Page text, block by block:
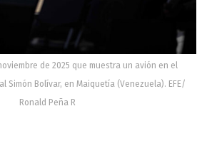
de 2025 que muestra un avión en el
Simón Bolívar, en Maiquetía (Venezuela). EFE/
Ronald Peña R